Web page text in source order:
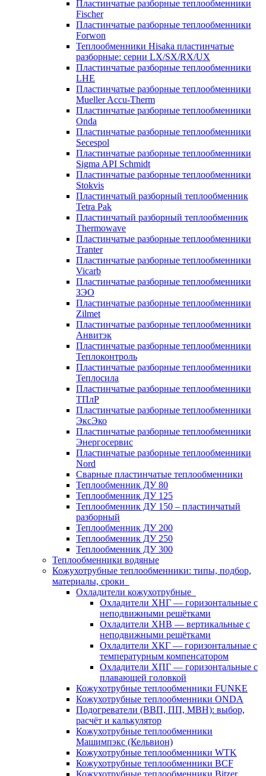
Пластинчатые разборные теплообменники
Fischer
Пластинчатые разборные теплообменники
Forwon
Теплообменники Hisaka пластинчатые
разборные: серии LX/SX/RX/UX
Пластинчатые разборные теплообменники
LHE
Пластинчатые разборные теплообменники
Mueller Accu-Therm
Пластинчатые разборные теплообменники
Onda
Пластинчатые разборные теплообменники
Secespol
Пластинчатые разборные теплообменники
Sigma API Schmidt
Пластинчатые разборные теплообменники
Stokvis
Пластинчатый разборный теплообменник
Tetra Pak
Пластинчатый разборный теплообменник
Thermowave
Пластинчатые разборные теплообменники
Tranter
Пластинчатые разборные теплообменники
Vicarb
Пластинчатые разборные теплообменники
ЗЭО
Пластинчатые разборные теплообменники
Zilmet
Пластинчатые разборные теплообменники
Анвитэк
Пластинчатые разборные теплообменники
Теплоконтроль
Пластинчатые разборные теплообменники
Теплосила
Пластинчатые разборные теплообменники
ТПлР
Пластинчатые разборные теплообменники
ЭксЭко
Пластинчатые разборные теплообменники
Энергосервис
Пластинчатые разборные теплообменники
Nord
Сварные пластинчатые теплообменники
Теплообменник ДУ 80
Теплообменник ДУ 125
Теплообменник ДУ 150 – пластинчатый
разборный
Теплообменник ДУ 200
Теплообменник ДУ 250
Теплообменник ДУ 300
Теплообменники водяные
Кожухотрубные теплообменники: типы, подбор,
материалы, сроки
Охладители кожухотрубные
Охладители ХНГ — горизонтальные с
неподвижными решётками
Охладители ХНВ — вертикальные с
неподвижными решётками
Охладители ХКГ — горизонтальные с
температурным компенсатором
Охладители ХПГ — горизонтальные с
плавающей головкой
Кожухотрубные теплообменники FUNKE
Кожухотрубные теплообменники ONDA
Подогреватели (ВВП, ПП, МВН): выбор,
расчёт и калькулятор
Кожухотрубные теплообменники
Машимпэкс (Кельвион)
Кожухотрубные теплообменники WTK
Кожухотрубные теплообменники BCF
Кожухотрубные теплообменники Bitzer